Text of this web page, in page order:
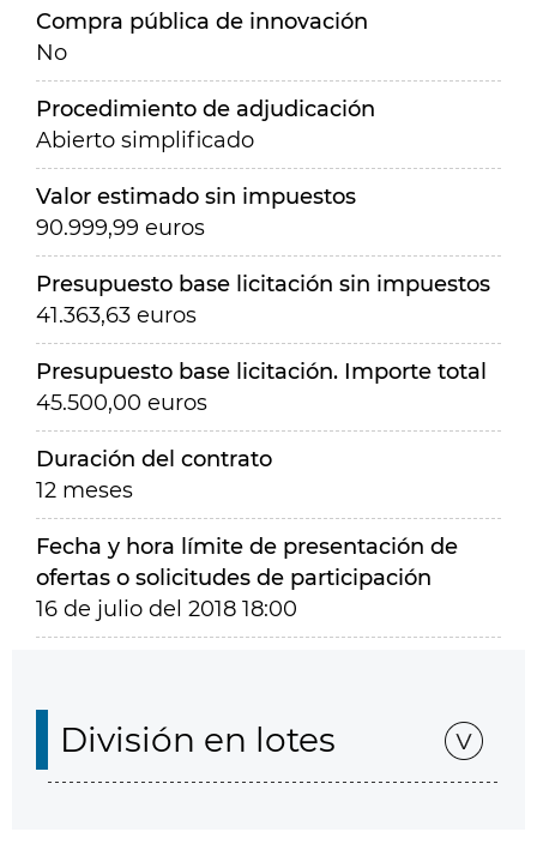
Compra pública de innovación
No
Procedimiento de adjudicación
Abierto simplificado
Valor estimado sin impuestos
90.999,99 euros
Presupuesto base licitación sin impuestos
41.363,63 euros
Presupuesto base licitación. Importe total
45.500,00 euros
Duración del contrato
12 meses
Fecha y hora límite de presentación de
ofertas o solicitudes de participación
16 de julio del 2018 18:00
División en lotes